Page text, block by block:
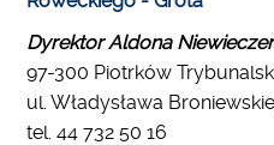
Dyrektor Aldona
97-300 Piotrków
ul. Władysława
tel. 44 732 50 16